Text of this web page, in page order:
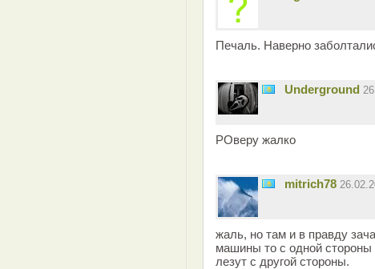
Печаль. Наверно
Underground
РОверу жалко
mitrich78
жаль, но там и в правду
машины то с одной стороны
лезут с другой стороны.